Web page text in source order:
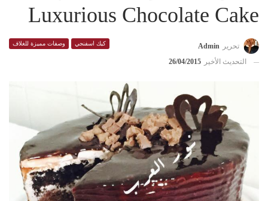
Luxurious Chocolate Cake
كيك اسفنجي وصفات مميزة للغلاف تحرير
Admin
التحديث الأخير
26/04/2015